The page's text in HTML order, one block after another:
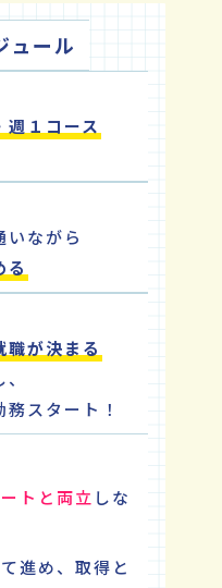
ュール
週１コース
いながら
る
職が決まる
スタート！
トと両立 しな
進め、取得と